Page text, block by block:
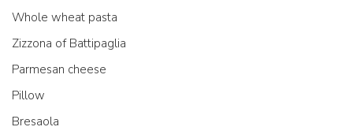
Whole wheat pasta
Zizzona of Battipaglia
Parmesan cheese
Pillow
Bresaola